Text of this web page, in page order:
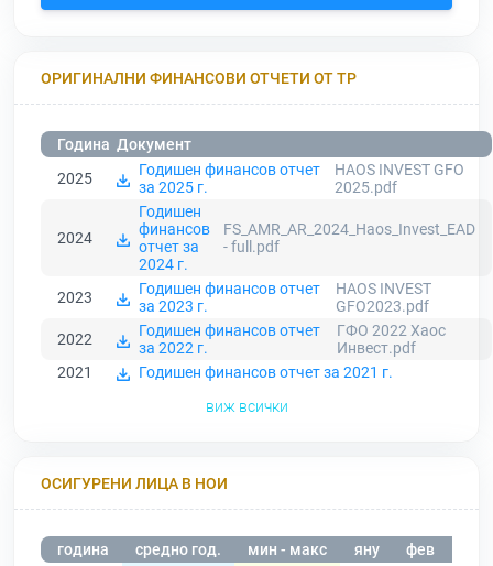
ОРИГИНАЛНИ ФИНАНСОВИ ОТЧЕТИ ОТ ТР
Година Документ
2025
Годишен финансов отчет
за 2025 г.
HAOS INVEST GFO
2025.pdf
2024
Годишен
финансов
отчет за
2024 г.
FS_AMR_AR_2024_Haos_Invest_EAD
- full.pdf
2023
Годишен финансов отчет
за 2023 г.
HAOS INVEST
GFO2023.pdf
2022
Годишен финансов отчет
за 2022 г.
ГФО 2022 Хаос
Инвест.pdf
2021
Годишен финансов отчет за 2021 г.
виж всички
ОСИГУРЕНИ ЛИЦА В НОИ
година средно год. мин - макс яну фев